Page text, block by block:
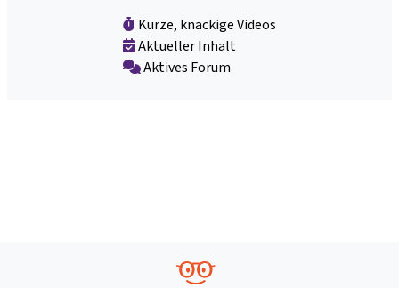
Kurze, knackige Videos
Aktueller Inhalt
Aktives Forum